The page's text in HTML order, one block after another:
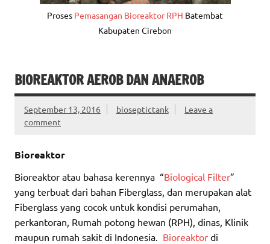
Proses Pemasangan Bioreaktor RPH Batembat
Kabupaten Cirebon
BIOREAKTOR AEROB DAN ANAEROB
September 13, 2016 bioseptictank
Leave a
comment
Bioreaktor
Bioreaktor atau bahasa kerennya “Biological Filter”
yang terbuat dari bahan Fiberglass, dan merupakan alat
Fiberglass yang cocok untuk kondisi perumahan,
perkantoran, Rumah potong hewan (RPH), dinas, Klinik
maupun rumah sakit di Indonesia. Bioreaktor di